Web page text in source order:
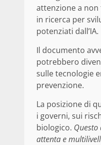
attenzione a non
in ricerca per
potenziati dall’IA.
Il documento
potrebbero
sulle tecnologie
prevenzione.
La posizione di
i governi, sui
biologico. Questo
attenta e